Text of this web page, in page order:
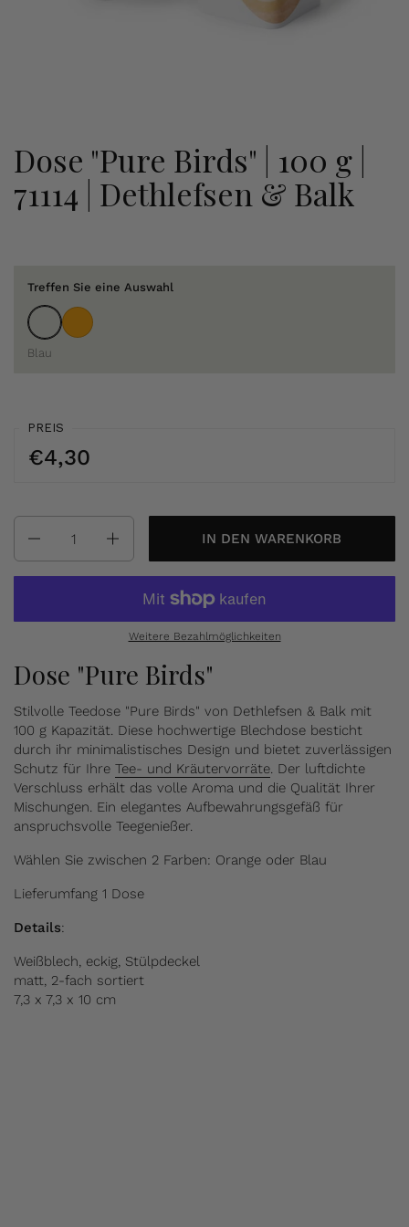
Dose "Pure Birds" | 100 g |
71114 | Dethlefsen & Balk
Treffen Sie eine Auswahl
Blau Orange
Blau
PREIS
€4,30
IN DEN WARENKORB
Weitere Bezahlmöglichkeiten
Dose "Pure Birds"
Stilvolle Teedose "Pure Birds" von Dethlefsen & Balk mit
100 g Kapazität. Diese hochwertige Blechdose besticht
durch ihr minimalistisches Design und bietet zuverlässigen
Schutz für Ihre Tee- und Kräutervorräte. Der luftdichte
Verschluss erhält das volle Aroma und die Qualität Ihrer
Mischungen. Ein elegantes Aufbewahrungsgefäß für
anspruchsvolle Teegenießer.
Wählen Sie zwischen 2 Farben: Orange oder Blau
Lieferumfang 1 Dose
Details:
Weißblech, eckig, Stülpdeckel
matt, 2-fach sortiert
7,3 x 7,3 x 10 cm